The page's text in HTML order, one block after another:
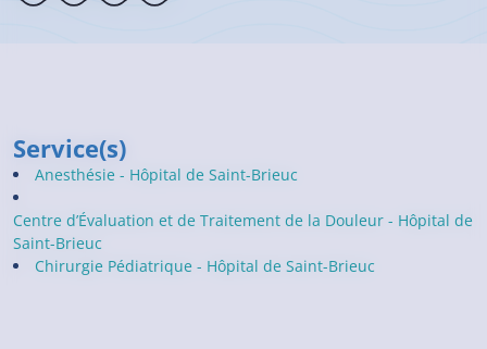
Service(s)
Anesthésie - Hôpital de Saint-Brieuc
Centre d’Évaluation et de Traitement de la Douleur - Hôpital de
Saint-Brieuc
Chirurgie Pédiatrique - Hôpital de Saint-Brieuc